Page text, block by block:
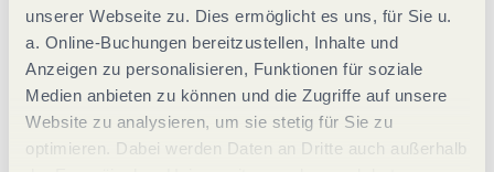
unserer Webseite zu. Dies ermöglicht es uns, für Sie u.
a. Online-Buchungen bereitzustellen, Inhalte und
Anzeigen zu personalisieren, Funktionen für soziale
Medien anbieten zu können und die Zugriffe auf unsere
Website zu analysieren, um sie stetig für Sie zu
optimieren. Dabei werden Daten an Dritte auch außerhalb
Einrichtungen Betrieb
Eignung